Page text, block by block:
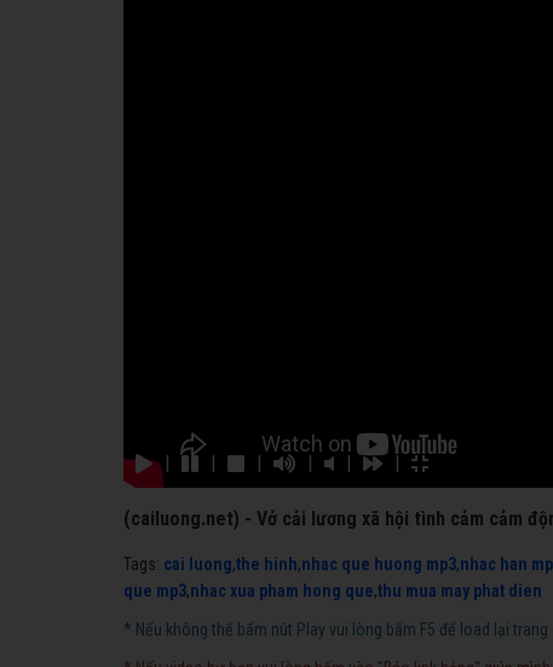
| | | | | |
(cailuong.net) - Vở cải lương xã hội tình cảm cảm
Tags: cai luong,the hinh,nhac que huong mp3,nhac han
que mp3,nhac xua pham hong que,thu mua may phat dien
* Nếu không thể bấm nút Play vui lòng bấm F5 để load lại trang